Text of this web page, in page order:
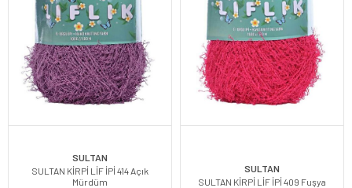
SULTAN
SULTAN KİRPİ LİF İPİ 414 Açık
Mürdüm
SULTAN
SULTAN KİRPİ LİF İPİ 409 Fuşya